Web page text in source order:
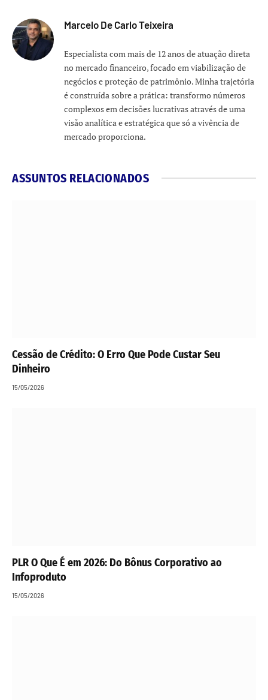
Marcelo De Carlo Teixeira
Especialista com mais de 12 anos de atuação direta
no mercado financeiro, focado em viabilização de
negócios e proteção de patrimônio. Minha trajetória
é construída sobre a prática: transformo números
complexos em decisões lucrativas através de uma
visão analítica e estratégica que só a vivência de
mercado proporciona.
ASSUNTOS RELACIONADOS
Cessão de Crédito: O Erro Que Pode Custar Seu
Dinheiro
15/05/2026
PLR O Que É em 2026: Do Bônus Corporativo ao
Infoproduto
15/05/2026